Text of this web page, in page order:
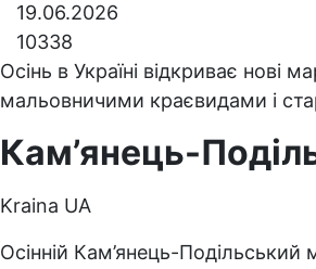
19.06.2026
10338
Осінь в Україні відкриває
мальовничими краєвидами і
Кам’янець-
Kraina UA
Осінній Кам’янець-